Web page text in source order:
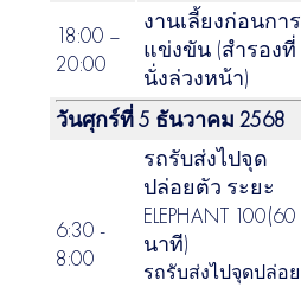
18:00 –
20:00
งานเลี้ยงก่อนการ
แข่งขัน (สำรองที่
นั่งล่วงหน้า)
วันศุกร์ที่ 5 ธันวาคม 2568
6:30 -
8:00
รถรับส่งไปจุด
ปล่อยตัว ระยะ
ELEPHANT 100(60
นาที)
รถรับส่งไปจุดปล่อย